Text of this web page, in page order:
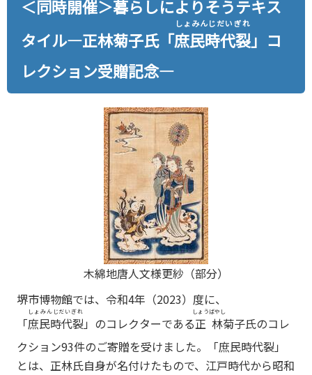
＜同時開催＞暮らしによりそうテキス
タイル―正林菊子氏「庶民時代裂
しょみんじだいぎれ
」コ
レクション受贈記念―
木綿地唐人文様更紗（部分）
堺市博物館では、令和4年（2023）度に、
「庶民時代裂
しょみんじだいぎれ
」のコレクターである正林
しょうばやし
菊子氏のコレ
クション93件のご寄贈を受けました。「庶民時代裂」
とは、正林氏自身が名付けたもので、江戸時代から昭和